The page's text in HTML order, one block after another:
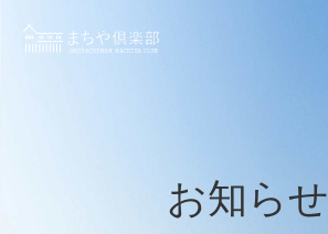
お知らせ